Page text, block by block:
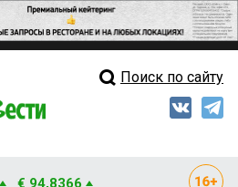
Свежий выпускПоиск по сайту
€ 94,8366